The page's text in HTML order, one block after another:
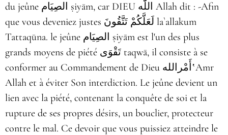
du jeûne الصِيَام ṣiyām, car DIEU اللّٰه Allah dit : -Afin
que vous deveniez justes لَعَلَّكُمْ تَتَّقُونَ la`allakum
Tattaqūna. le jeûne الصِيَام ṣiyām est l'un des plus
grands moyens de piété تَقْوَى taqwā, il consiste à se
conformer au Commandement de Dieu أَمْراللهʽAmr
Allah et à éviter Son interdiction. Le jeûne devient un
lien avec la piété, contenant la conquête de soi et la
rupture de ses propres désirs, un bouclier, protecteur
contre le mal. Ce devoir que vous puissiez atteindre le